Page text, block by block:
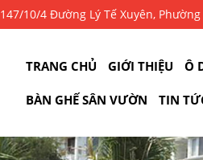
147/10/4 Đường Lý Tế Xuyên,
TRANG CHỦ GIỚI THIỆU Ô
BÀN GHẾ SÂN VƯỜN TIN